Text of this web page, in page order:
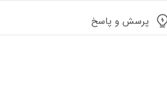
پرسش و پاسخ